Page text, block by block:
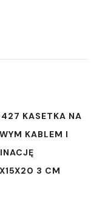
KASETKA NA
KABLEM I
3 CM